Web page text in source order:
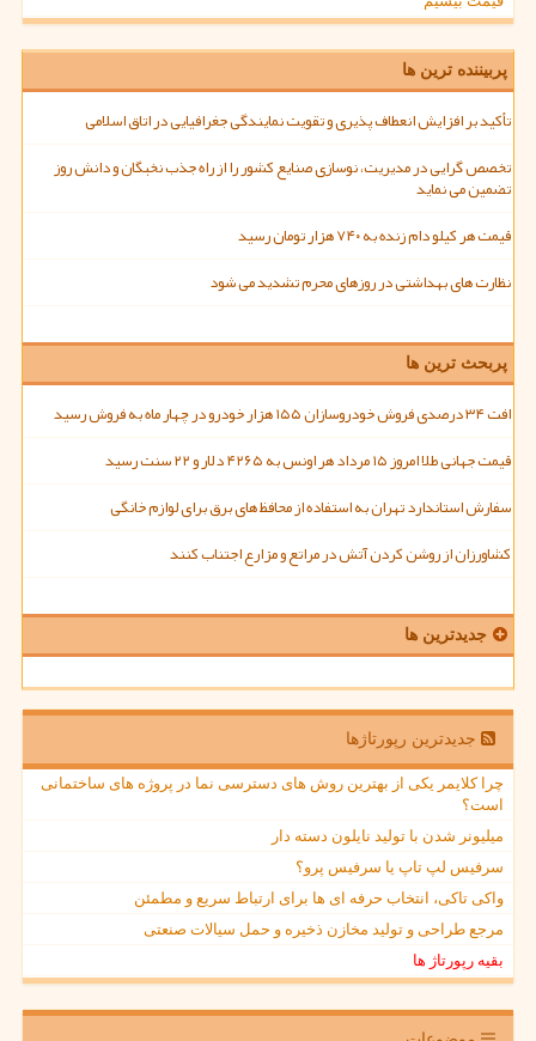
پربیننده ترین ها
تأکید بر افزایش انعطاف پذیری و تقویت نمایندگی جغرافیایی در اتاق اسلامی
تخصص گرایی در مدیریت، نوسازی صنایع کشور را از راه جذب نخبگان و دانش روز
تضمین می نماید
قیمت هر کیلو دام زنده به ۷۴۰ هزار تومان رسید
نظارت های بهداشتی در روزهای محرم تشدید می شود
پربحث ترین ها
افت ۳۴ درصدی فروش خودروسازان ۱۵۵ هزار خودرو در چهار ماه به فروش رسید
قیمت جهانی طلا امروز ۱۵ مرداد هر اونس به ۴۲۶۵ دلار و ۲۲ سنت رسید
سفارش استاندارد تهران به استفاده از محافظ های برق برای لوازم خانگی
کشاورزان از روشن کردن آتش در مراتع و مزارع اجتناب کنند
جدیدترین ها
جدیدترین رپورتاژها
چرا کلایمر یکی از بهترین روش های دسترسی نما در پروژه های ساختمانی
است؟
میلیونر شدن با تولید نایلون دسته دار
سرفیس لپ تاپ یا سرفیس پرو؟
واکی تاکی، انتخاب حرفه ای ها برای ارتباط سریع و مطمئن
مرجع طراحی و تولید مخازن ذخیره و حمل سیالات صنعتی
بقیه رپورتاژ ها